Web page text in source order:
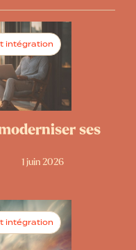
intégration
ses
1 juin 2026
intégration